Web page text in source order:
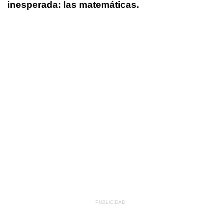
inesperada: las matemáticas.